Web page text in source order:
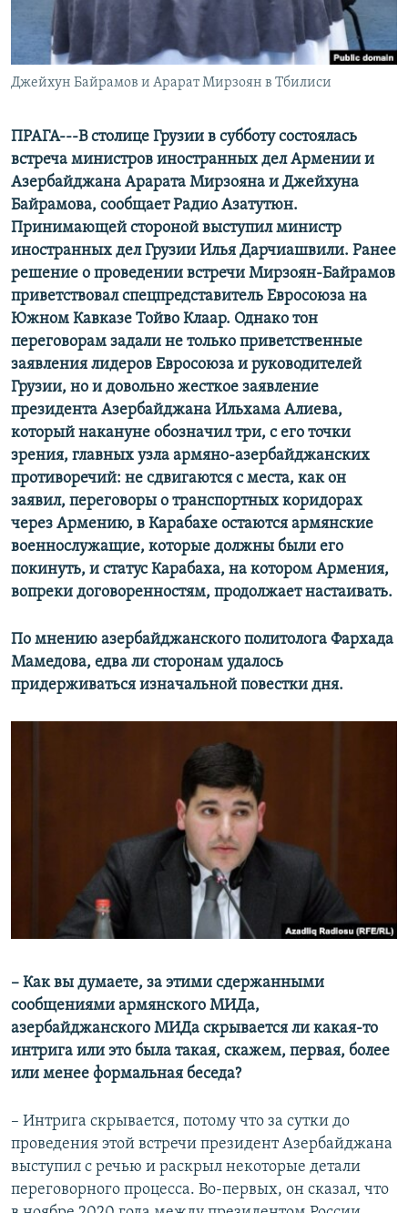
СПОРТ
МИР
БЛОГИ
ГОЛОСА
ЧИТАЕМ ПРЕССУ
АРХИВ РАДИОПРОГРАММЫ
Все сайты РСЕ/РС
Джейхун Байрамов и Арарат Мирзоян в Тбилиси
ПРАГА---В столице Грузии в субботу состоялась
встреча министров иностранных дел Армении и
Азербайджана Арарата Мирзояна и Джейхуна
Байрамова, сообщает Радио Азатутюн.
Принимающей стороной выступил министр
иностранных дел Грузии Илья Дарчиашвили. Ранее
решение о проведении встречи Мирзоян-Байрамов
приветствовал спецпредставитель Евросоюза на
Южном Кавказе Тойво Клаар. Однако тон
переговорам задали не только приветственные
заявления лидеров Евросоюза и руководителей
Грузии, но и довольно жесткое заявление
президента Азербайджана Ильхама Алиева,
который накануне обозначил три, с его точки
зрения, главных узла армяно-азербайджанских
противоречий: не сдвигаются с места, как он
заявил, переговоры о транспортных коридорах
через Армению, в Карабахе остаются армянские
военнослужащие, которые должны были его
покинуть, и статус Карабаха, на котором Армения,
вопреки договоренностям, продолжает настаивать.
По мнению азербайджанского политолога Фархада
Мамедова, едва ли сторонам удалось
придерживаться изначальной повестки дня.
– Как вы думаете, за этими сдержанными
сообщениями армянского МИДа,
азербайджанского МИДа скрывается ли какая-то
интрига или это была такая, скажем, первая, более
или менее формальная беседа?
– Интрига скрывается, потому что за сутки до
проведения этой встречи президент Азербайджана
выступил с речью и раскрыл некоторые детали
переговорного процесса. Во-первых, он сказал, что